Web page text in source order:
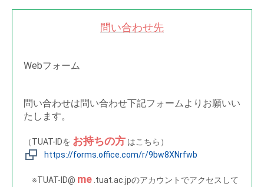
問い合わせ先
Webフォーム
問い合わせは問い合わせ下記フォームよりお願いい
たします。
（TUAT-IDを お持ちの方 はこちら）
https://forms.office.com/r/9bw8XNrfwb
※TUAT-ID@ me .tuat.ac.jpのアカウントでアクセスして